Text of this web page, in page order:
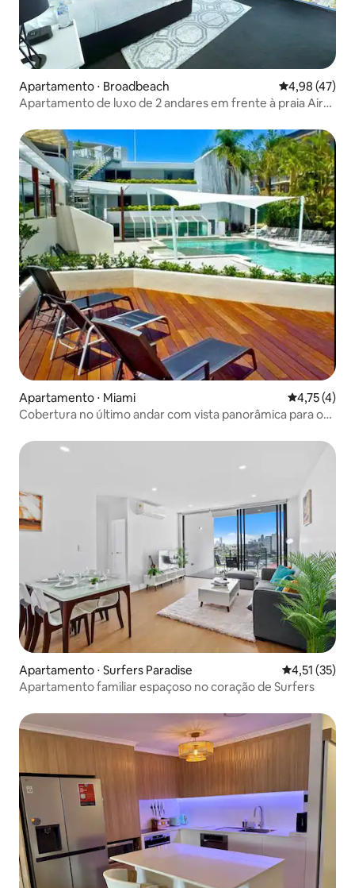
Apartamento ⋅ Broadbeach 4,98 de uma
4,98 (47)
Apartamento de luxo de 2 andares em frente à praia Air
Apartamento ⋅ Miami 4,75 de
4,75 (4)
Cobertura no último andar com vista panorâmica para o
Apartamento ⋅ Surfers Paradise 4,51 de uma
4,51 (35)
Apartamento familiar espaçoso no coração de Surfers